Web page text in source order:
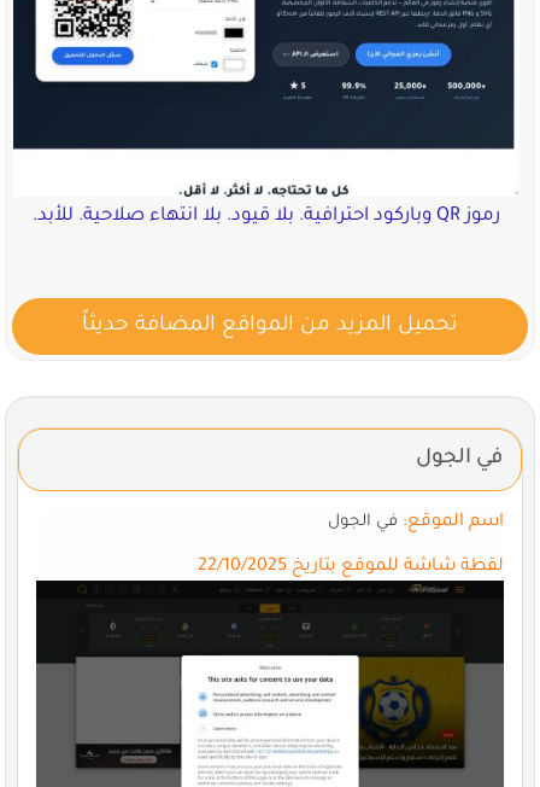
رموز QR وباركود احترافية. بلا قيود. بلا انتهاء صلاحية. للأبد.
تحميل المزيد من المواقع المضافة حديثاً
في الجول
اسم الموقع:في الجول
لقطة شاشة للموقع بتاريخ 22/10/2025